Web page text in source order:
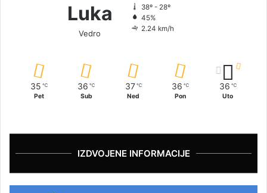
Luka
Vedro
38º - 28º
45%
2.24 km/h
35 ℃
Pet
36 ℃
Sub
37 ℃
Ned
36 ℃
Pon
36 ℃
Uto
IZDVOJENE INFORMACIJE